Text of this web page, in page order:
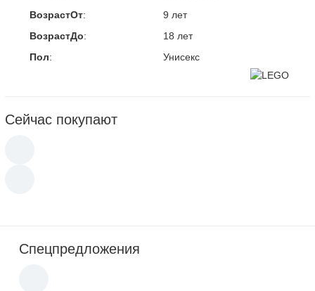
ВозрастОт:
9 лет
ВозрастДо:
18 лет
Пол: Унисекс
Сейчас покупают
Спецпредложения